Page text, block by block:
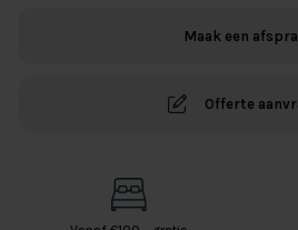
Maak een
Offerte